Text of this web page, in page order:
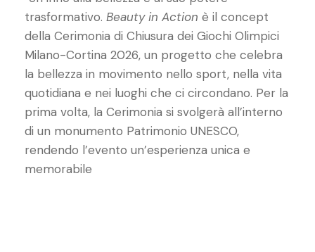
trasformativo. Beauty in Action è il concept
della Cerimonia di Chiusura dei Giochi Olimpici
Milano-Cortina 2026, un progetto che celebra
la bellezza in movimento nello sport, nella vita
quotidiana e nei luoghi che ci circondano. Per la
prima volta, la Cerimonia si svolgerà all’interno
di un monumento Patrimonio UNESCO,
rendendo l’evento un’esperienza unica e
memorabile